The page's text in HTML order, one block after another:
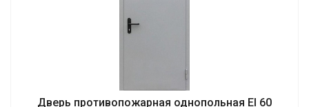
Дверь противопожарная однопольная EI 60